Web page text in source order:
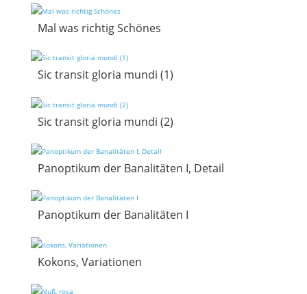
Mal was richtig Schönes
Sic transit gloria mundi (1)
Sic transit gloria mundi (2)
Panoptikum der Banalitäten I, Detail
Panoptikum der Banalitäten I
Kokons, Variationen